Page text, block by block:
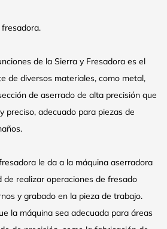
de la Sierra y Fresadora es el
de diversos materiales, como metal,
de aserrado de alta precisión que
preciso, adecuado para piezas de
le da a la máquina aserradora
de realizar operaciones de fresado
y grabado en la pieza de trabajo.
la máquina sea adecuada para áreas